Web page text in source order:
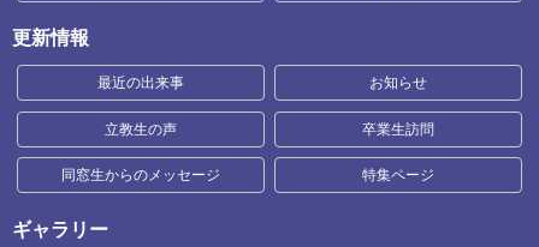
更新情報
最近の出来事 お知らせ
立教生の声 卒業生訪問
同窓生からのメッセージ 特集ページ
ギャラリー